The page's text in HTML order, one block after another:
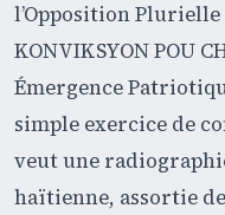
l’Opposition Plurielle
KONVIKSYON POU
Émergence
simple exercice de
veut une
haïtienne, assortie